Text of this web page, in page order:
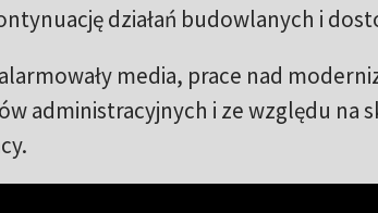
działań budowlanych i
media, prace nad
administracyjnych i ze względu na